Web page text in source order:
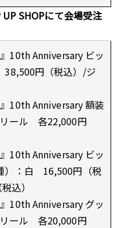
SHOPにて会場受注
10th Anniversary ビッ
円（税込）/ジ
10th Anniversary 額装
ール 各22,000円
10th Anniversary ビッ
）：白 16,500円（税
込）
10th Anniversary グッ
ール 各20,000円